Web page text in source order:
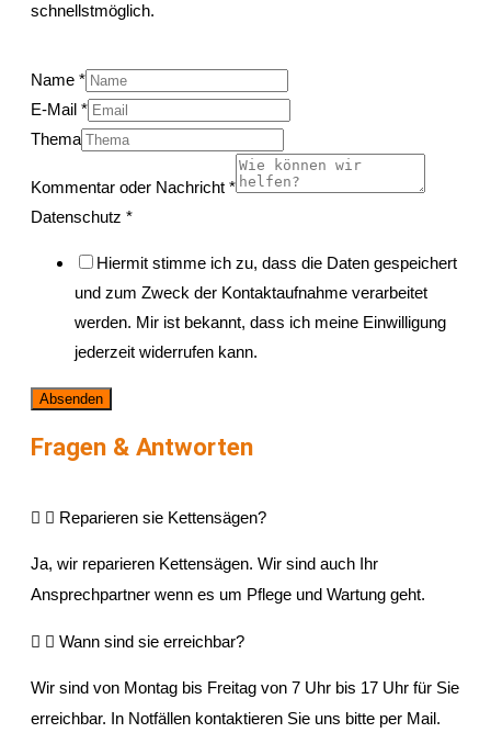
schnellstmöglich.
Name *
E-Mail *
Thema
Kommentar oder Nachricht *
Datenschutz *
Hiermit stimme ich zu, dass die Daten gespeichert
und zum Zweck der Kontaktaufnahme verarbeitet
werden. Mir ist bekannt, dass ich meine Einwilligung
jederzeit widerrufen kann.
Absenden
Fragen & Antworten
Reparieren sie Kettensägen?
Ja, wir reparieren Kettensägen. Wir sind auch Ihr
Ansprechpartner wenn es um Pflege und Wartung geht.
Wann sind sie erreichbar?
Wir sind von Montag bis Freitag von 7 Uhr bis 17 Uhr für Sie
erreichbar. In Notfällen kontaktieren Sie uns bitte per Mail.